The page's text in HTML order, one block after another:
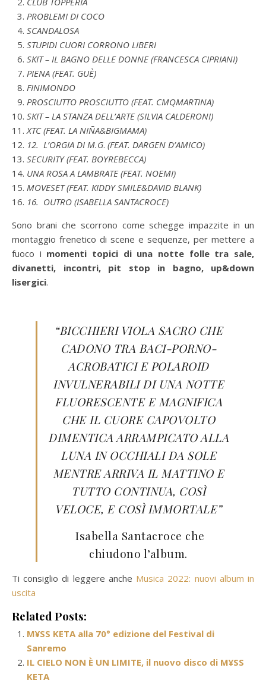
PROBLEMI DI COCO
SCANDALOSA
STUPIDI CUORI CORRONO LIBERI
SKIT – IL BAGNO DELLE DONNE (FRANCESCA CIPRIANI)
PIENA (FEAT. GUÈ)
FINIMONDO
PROSCIUTTO PROSCIUTTO (FEAT. CMQMARTINA)
SKIT – LA STANZA DELL’ARTE (SILVIA CALDERONI)
XTC (FEAT. LA NIÑA&BIGMAMA)
12. L’ORGIA DI M.G. (FEAT. DARGEN D’AMICO)
SECURITY (FEAT. BOYREBECCA)
UNA ROSA A LAMBRATE (FEAT. NOEMI)
MOVESET (FEAT. KIDDY SMILE&DAVID BLANK)
16. OUTRO (ISABELLA SANTACROCE)
Sono brani che scorrono come schegge impazzite in un
montaggio frenetico di scene e sequenze, per mettere a
fuoco i momenti topici di una notte folle tra sale,
divanetti, incontri, pit stop in bagno, up&down
lisergici.
“BICCHIERI VIOLA SACRO CHE
CADONO TRA BACI-PORNO-
ACROBATICI E POLAROID
INVULNERABILI DI UNA NOTTE
FLUORESCENTE E MAGNIFICA
CHE IL CUORE CAPOVOLTO
DIMENTICA ARRAMPICATO ALLA
LUNA IN OCCHIALI DA SOLE
MENTRE ARRIVA IL MATTINO E
TUTTO CONTINUA, COSÌ
VELOCE, E COSÌ IMMORTALE”
Isabella Santacroce che
chiudono l’album.
Ti consiglio di leggere anche Musica 2022: nuovi album in
uscita
Related Posts:
M¥SS KETA alla 70° edizione del Festival di
Sanremo
IL CIELO NON È UN LIMITE, il nuovo disco di M¥SS
KETA